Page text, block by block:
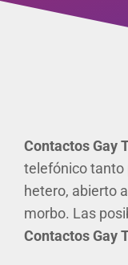
Contactos Gay
telefónico tanto
hetero, abierto
morbo. Las
Contactos Gay